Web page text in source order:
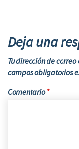
Deja una
Tu dirección de
campos obligatorios
Comentario *